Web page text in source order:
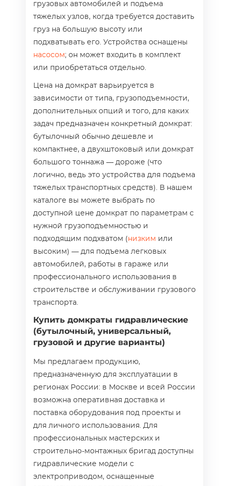
грузовых автомобилей и подъема
тяжелых узлов, когда требуется доставить
груз на большую высоту или
подхватывать его. Устройства оснащены
насосом; он может входить в комплект
или приобретаться отдельно.
Цена на домкрат варьируется в
зависимости от типа, грузоподъемности,
дополнительных опций и того, для каких
задач предназначен конкретный домкрат:
бутылочный обычно дешевле и
компактнее, а двухштоковый или домкрат
большого тоннажа — дороже (что
логично, ведь это устройства для подъема
тяжелых транспортных средств). В нашем
каталоге вы можете выбрать по
доступной цене домкрат по параметрам с
нужной грузоподъемностью и
подходящим подхватом (низким или
высоким) — для подъема легковых
автомобилей, работы в гараже или
профессионального использования в
строительстве и обслуживании грузового
транспорта.
Купить домкраты гидравлические
(бутылочный, универсальный,
грузовой и другие варианты)
Мы предлагаем продукцию,
предназначенную для эксплуатации в
регионах России: в Москве и всей России
возможна оперативная доставка и
поставка оборудования под проекты и
для личного использования. Для
профессиональных мастерских и
строительно-монтажных бригад доступны
гидравлические модели с
электроприводом, оснащенные